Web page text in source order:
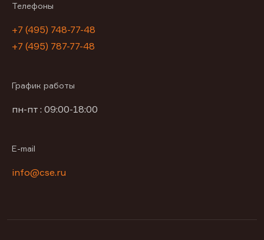
Телефоны
+7 (495) 748-77-48
+7 (495) 787-77-48
График работы
пн-пт : 09:00-18:00
E-mail
info@cse.ru